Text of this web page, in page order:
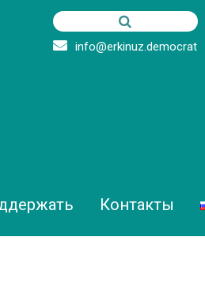
info@erkinuz.democrat
Контакты